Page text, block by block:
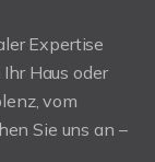
Expertise
Haus oder
vom
Sie uns an –